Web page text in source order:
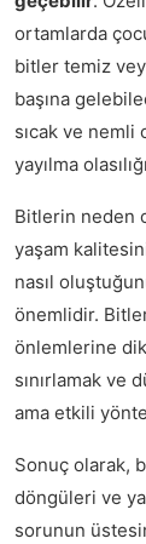
ortamlarda
bitler temiz
başına
sıcak ve nemli
yayılma
Bitlerin neden
yaşam
nasıl
önemlidir.
önlemlerine
sınırlamak ve
ama etkili
Sonuç olarak,
döngüleri ve
sorunun